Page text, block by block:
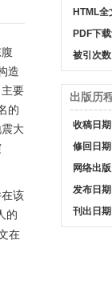
造
要
的
大
该
的
在
HTML全
PDF下
被引次
出版历
收稿日
修回日
网络出
发布日
刊出日